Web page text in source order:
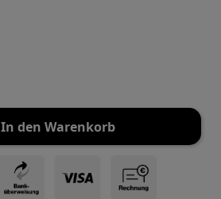
In den Warenkorb